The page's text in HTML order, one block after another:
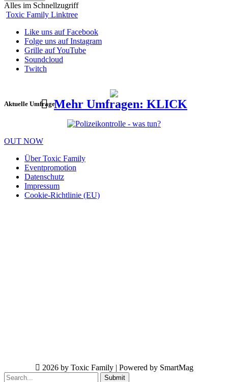
Alles im Schnellzugriff
Toxic Family Linktree
Like uns auf Facebook
Folge uns auf Instagram
Grille auf YouTube
Soundcloud
Twitch
Aktuelle UmfrageMehr Umfragen: KLICK
OUT NOW
Über Toxic Family
Eventpromotion
Datenschutz
Impressum
Cookie-Richtlinie (EU)
2026 by Toxic Family | Powered by SmartMag
Submit